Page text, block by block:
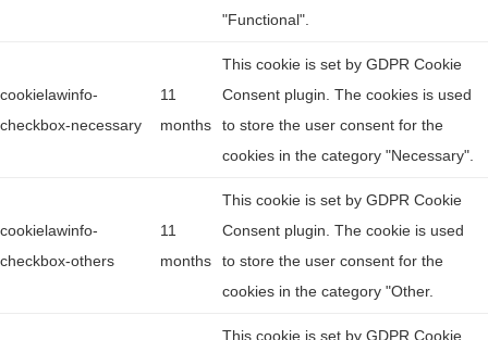
"Functional".
cookielawinfo-
checkbox-necessary
11
months
This cookie is set by GDPR Cookie
Consent plugin. The cookies is used
to store the user consent for the
cookies in the category "Necessary".
cookielawinfo-
checkbox-others
11
months
This cookie is set by GDPR Cookie
Consent plugin. The cookie is used
to store the user consent for the
cookies in the category "Other.
This cookie is set by GDPR Cookie